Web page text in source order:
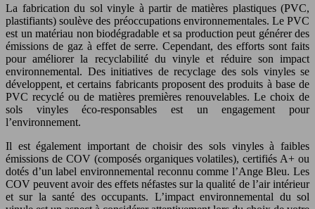
La fabrication du sol vinyle à partir de matières plastiques (PVC,
plastifiants) soulève des préoccupations environnementales. Le PVC
est un matériau non biodégradable et sa production peut générer des
émissions de gaz à effet de serre. Cependant, des efforts sont faits
pour améliorer la recyclabilité du vinyle et réduire son impact
environnemental. Des initiatives de recyclage des sols vinyles se
développent, et certains fabricants proposent des produits à base de
PVC recyclé ou de matières premières renouvelables. Le choix de
sols vinyles éco-responsables est un engagement pour
l’environnement.
Il est également important de choisir des sols vinyles à faibles
émissions de COV (composés organiques volatiles), certifiés A+ ou
dotés d’un label environnemental reconnu comme l’Ange Bleu. Les
COV peuvent avoir des effets néfastes sur la qualité de l’air intérieur
et sur la santé des occupants. L’impact environnemental du sol